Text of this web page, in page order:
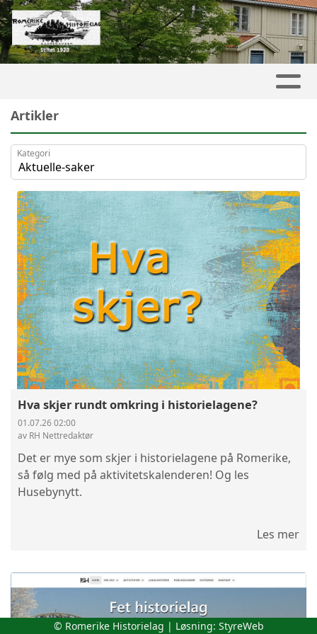
Artikler
Kategori
Hva skjer rundt omkring i historielagene?
01.07.26 02:00
av RH Nettredaktør
Det er mye som skjer i historielagene på Romerike,
så følg med på aktivitetskalenderen! Og les
Husebynytt.
Les mer
© Romerike Historielag | Løsning: StyreWeb